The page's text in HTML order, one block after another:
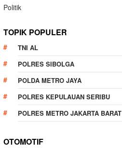
Politik
TOPIK POPULER
TNI AL
POLRES SIBOLGA
POLDA METRO JAYA
POLRES KEPULAUAN SERIBU
POLRES METRO JAKARTA BARAT
OTOMOTIF